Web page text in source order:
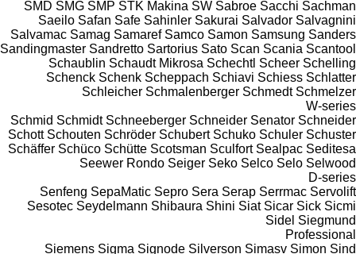
SMD SMG SMP STK Makina SW Sabroe Sacchi Sachman
Saeilo Safan Safe Sahinler Sakurai Salvador Salvagnini
Salvamac Samag Samaref Samco Samon Samsung Sanders
Sandingmaster Sandretto Sartorius Sato Scan Scania Scantool
Schaublin Schaudt Mikrosa Schechtl Scheer Schelling
Schenck Schenk Scheppach Schiavi Schiess Schlatter
Schleicher Schmalenberger Schmedt Schmelzer
W-series
Schmid Schmidt Schneeberger Schneider Senator Schneider
Schott Schouten Schröder Schubert Schuko Schuler Schuster
Schäffer Schüco Schütte Scotsman Sculfort Sealpac Seditesa
Seewer Rondo Seiger Seko Selco Selo Selwood
D-series
Senfeng SepaMatic Sepro Sera Serap Serrmac Servolift
Sesotec Seydelmann Shibaura Shini Siat Sicar Sick Sicmi
Sidel Siegmund
Professional
Siemens Sigma Signode Silverson Simasv Simon Sind